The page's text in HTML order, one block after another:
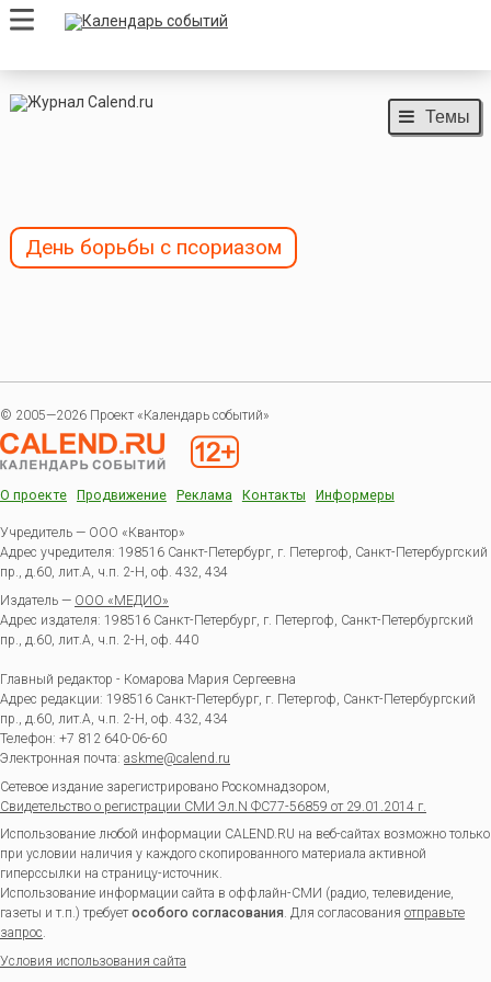
Темы
День борьбы с псориазом
© 2005—2026 Проект «Календарь событий»
О проекте Продвижение Реклама Контакты Информеры
Учредитель — ООО «Квантор»
Адрес учредителя: 198516 Санкт-Петербург, г. Петергоф, Санкт-Петербургский
пр., д.60, лит.А, ч.п. 2-Н, оф. 432, 434
Издатель — ООО «МЕДИО»
Адрес издателя: 198516 Санкт-Петербург, г. Петергоф, Санкт-Петербургский
пр., д.60, лит.А, ч.п. 2-Н, оф. 440
Главный редактор - Комарова Мария Сергеевна
Адрес редакции: 198516 Санкт-Петербург, г. Петергоф, Санкт-Петербургский
пр., д.60, лит.А, ч.п. 2-Н, оф. 432, 434
Телефон: +7 812 640-06-60
Электронная почта: askme@calend.ru
Сетевое издание зарегистрировано Роскомнадзором,
Свидетельство о регистрации СМИ Эл.N ФС77-56859 от 29.01.2014 г.
Использование любой информации CALEND.RU на веб-сайтах возможно только
при условии наличия у каждого скопированного материала активной
гиперссылки на страницу-источник.
Использование информации сайта в оффлайн-СМИ (радио, телевидение,
газеты и т.п.) требуетособого согласования. Для согласования отправьте
запрос.
Условия использования сайта